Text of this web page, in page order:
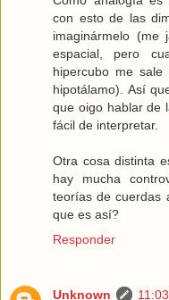
con esto de las
imaginármelo (me
espacial, pero
hipercubo me
hipotálamo). Así
que oigo hablar de
fácil de interpretar.
Otra cosa distinta
hay mucha
teorías de cuerdas
que es así?
Responder
Unknown